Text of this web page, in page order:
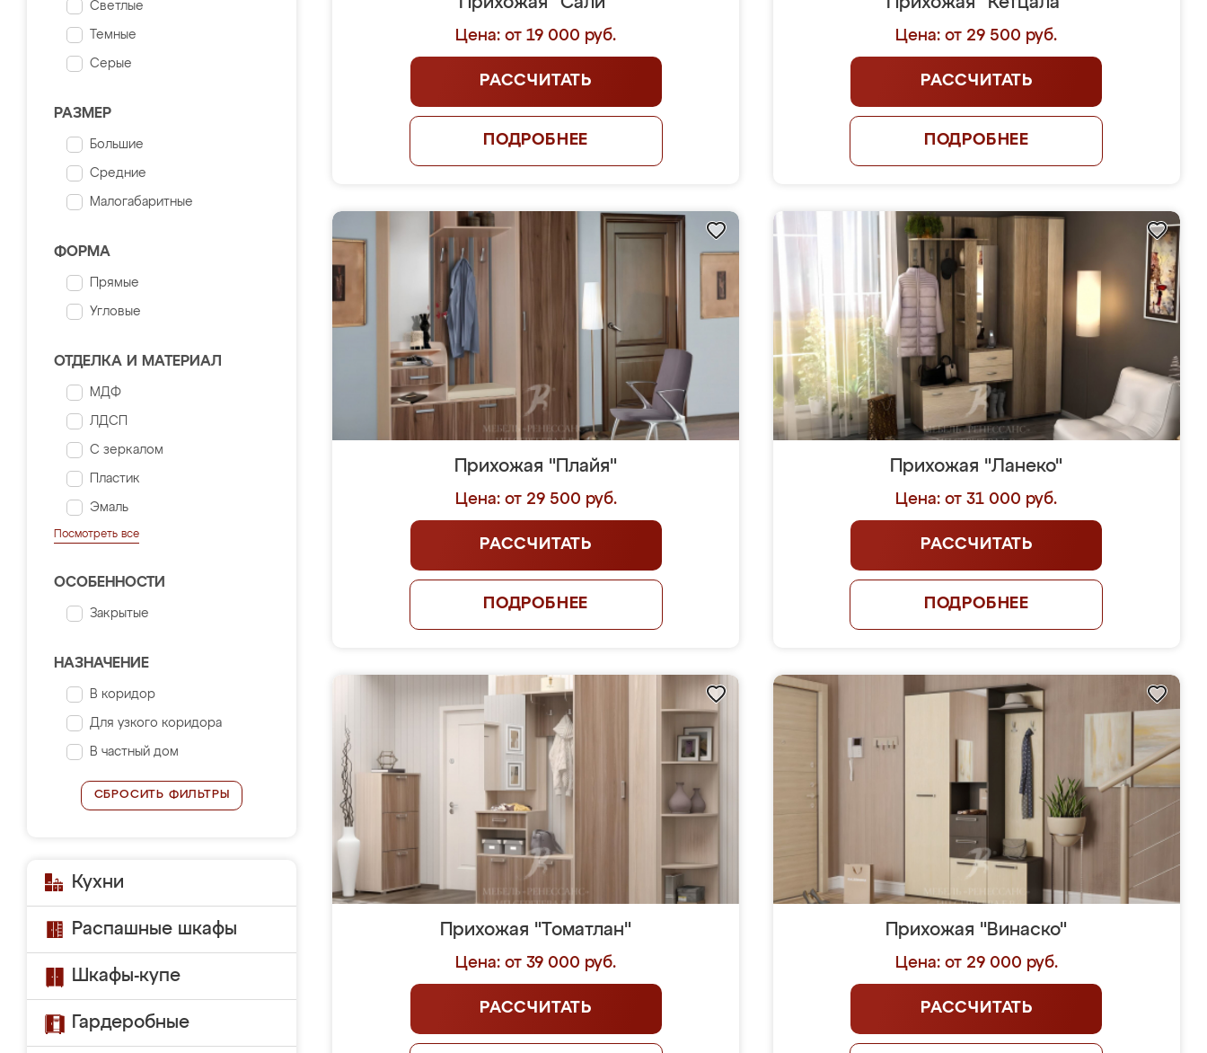
Светлые
Темные
Серые
РАЗМЕР
Большие
Средние
Малогабаритные
ФОРМА
Прямые
Угловые
ОТДЕЛКА И МАТЕРИАЛ
МДФ
ЛДСП
С зеркалом
Пластик
Эмаль
Посмотреть все
ОСОБЕННОСТИ
Закрытые
НАЗНАЧЕНИЕ
В коридор
Для узкого коридора
В частный дом
СБРОСИТЬ ФИЛЬТРЫ
Кухни
Распашные шкафы
Шкафы-купе
Гардеробные
Цена: от 19 000 руб.
РАССЧИТАТЬ
ПОДРОБНЕЕ
Цена: от 29 500 руб.
РАССЧИТАТЬ
ПОДРОБНЕЕ
Прихожая "Плайя"
Цена: от 29 500 руб.
РАССЧИТАТЬ
ПОДРОБНЕЕ
Прихожая "Ланеко"
Цена: от 31 000 руб.
РАССЧИТАТЬ
ПОДРОБНЕЕ
Прихожая "Томатлан"
Цена: от 39 000 руб.
РАССЧИТАТЬ
Прихожая "Винаско"
Цена: от 29 000 руб.
РАССЧИТАТЬ